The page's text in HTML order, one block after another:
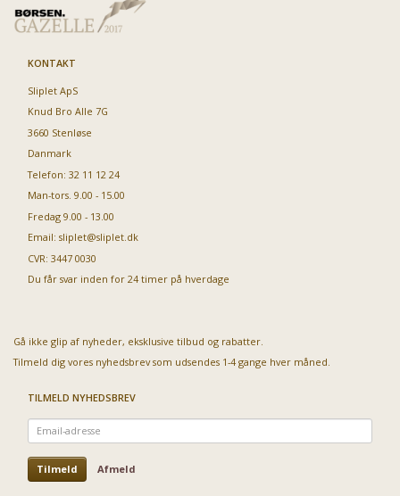
KONTAKT
Sliplet ApS
Knud Bro Alle 7G
3660 Stenløse
Danmark
Telefon: 32 11 12 24
Man-tors. 9.00 - 15.00
Fredag 9.00 - 13.00
Email: sliplet@sliplet.dk
CVR: 3447 0030
Du får svar inden for 24 timer på hverdage
Gå ikke glip af nyheder, eksklusive tilbud og rabatter.
Tilmeld dig vores nyhedsbrev som udsendes 1-4 gange hver måned.
TILMELD NYHEDSBREV
Email-
adresse
Tilmeld Afmeld